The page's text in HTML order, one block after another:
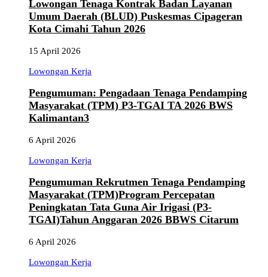
Lowongan Tenaga Kontrak Badan Layanan
Umum Daerah (BLUD) Puskesmas Cipageran
Kota Cimahi Tahun 2026
15 April 2026
Lowongan Kerja
Pengumuman: Pengadaan Tenaga Pendamping
Masyarakat (TPM) P3-TGAI TA 2026 BWS
Kalimantan3
6 April 2026
Lowongan Kerja
Pengumuman Rekrutmen Tenaga Pendamping
Masyarakat (TPM)Program Percepatan
Peningkatan Tata Guna Air Irigasi (P3-
TGAI)Tahun Anggaran 2026 BBWS Citarum
6 April 2026
Lowongan Kerja